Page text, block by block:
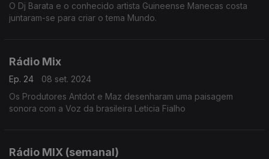
O Dj Barata e o conhecido artista Guineense Manecas costa
juntaram-se para criar o tema Mundo.
Rádio Mix
Ep. 24
08 set. 2024
Os Produtores Antdot e Maz desenharam uma paisagem
sonora com a Voz da brasileira Leticia Fialho
Rádio MIX (semanal)